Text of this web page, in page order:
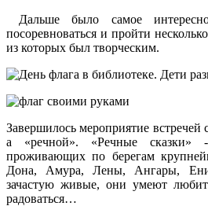
Дальше было самое
посоревноваться и пройти
из которых был творческим.
Завершилось мероприятие встречей
а «речной». «Речные сказки»
проживающих по берегам
Дона, Амура, Лены, Ангары,
зачастую живые, они умеют
радоваться…